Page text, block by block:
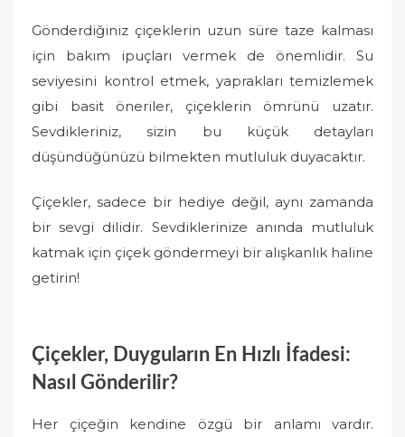
Gönderdiğiniz çiçeklerin uzun süre taze kalması
için bakım ipuçları vermek de önemlidir. Su
seviyesini kontrol etmek, yaprakları temizlemek
gibi basit öneriler, çiçeklerin ömrünü uzatır.
Sevdikleriniz, sizin bu küçük detayları
düşündüğünüzü bilmekten mutluluk duyacaktır.
Çiçekler, sadece bir hediye değil, aynı zamanda
bir sevgi dilidir. Sevdiklerinize anında mutluluk
katmak için çiçek göndermeyi bir alışkanlık haline
getirin!
Çiçekler, Duyguların En Hızlı İfadesi:
Nasıl Gönderilir?
Her çiçeğin kendine özgü bir anlamı vardır.